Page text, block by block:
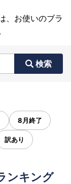
、お使いのブラ
検索
8月終了
訳あり
ンキング